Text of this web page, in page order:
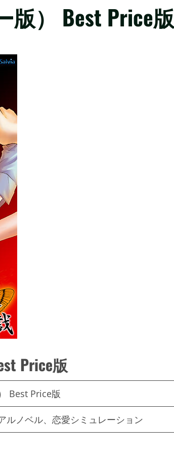
） Best Price版
Price版
Best Price版
ルノベル、恋愛シミュレーション